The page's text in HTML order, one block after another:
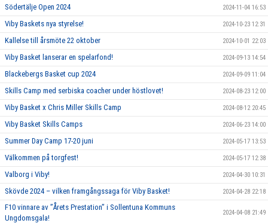
Södertälje Open 2024 2024-11-04 16:53
Viby Baskets nya styrelse! 2024-10-23 12:31
Kallelse till årsmöte 22 oktober 2024-10-01 22:03
Viby Basket lanserar en spelarfond! 2024-09-13 14:54
Blackebergs Basket cup 2024 2024-09-09 11:04
Skills Camp med serbiska coacher under höstlovet! 2024-08-23 12:00
Viby Basket x Chris Miller Skills Camp 2024-08-12 20:45
Viby Basket Skills Camps 2024-06-23 14:00
Summer Day Camp 17-20 juni 2024-05-17 13:53
Välkommen på torgfest! 2024-05-17 12:38
Valborg i Viby! 2024-04-30 10:31
Skövde 2024 – vilken framgångssaga för Viby Basket! 2024-04-28 22:18
F10 vinnare av ”Årets Prestation” i Sollentuna Kommuns
Ungdomsgala!
2024-04-08 21:49